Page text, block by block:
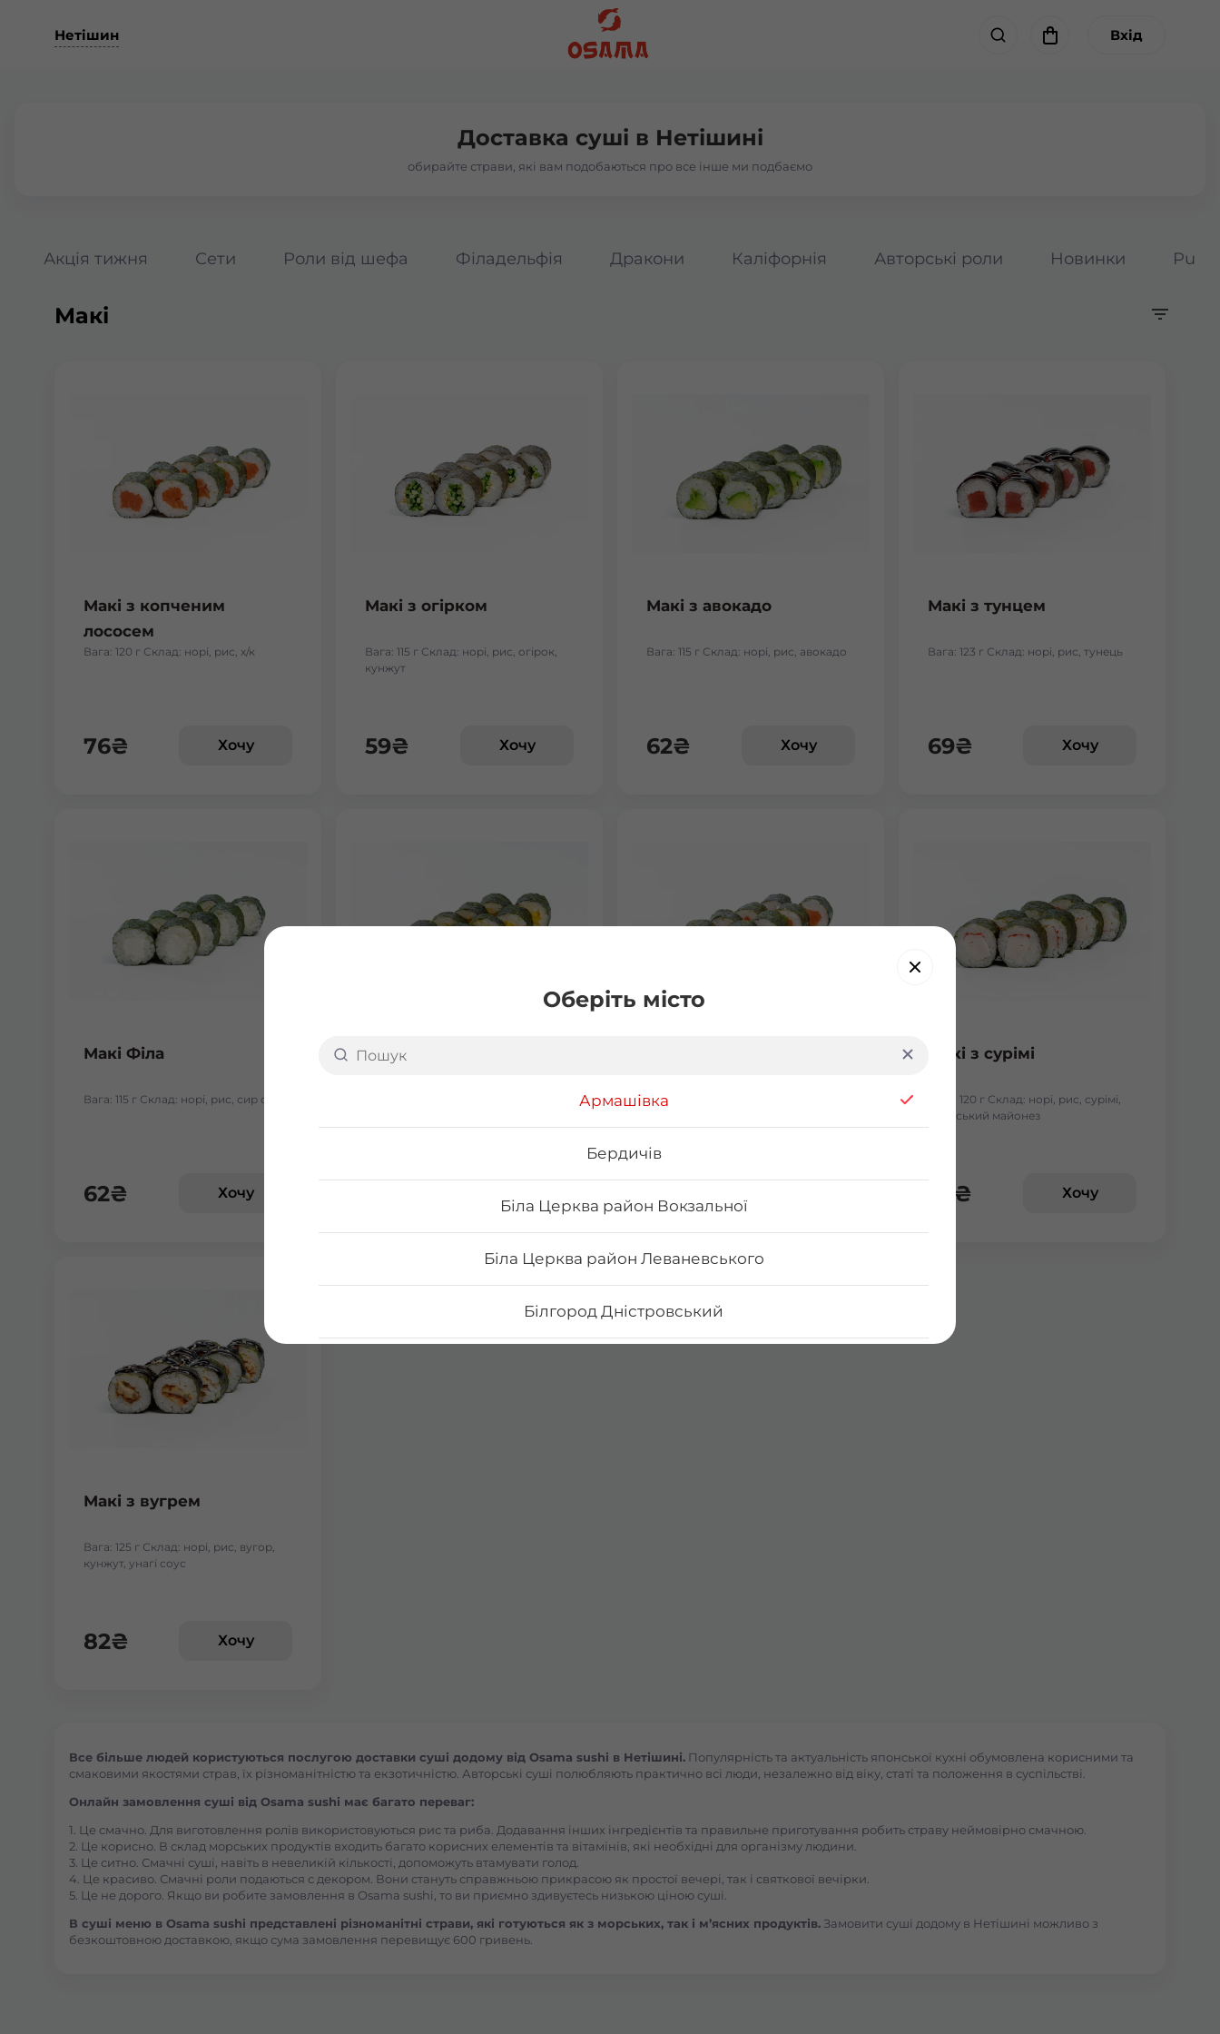
Оберіть місто
Армашівка
Бердичів
Біла Церква район Вокзальної
Біла Церква район Леваневського
Білгород Дністровський
Васильків Ринок 1Травня
Васильків Центр Соборна
Вишгород
Нетішин Вхід
Доставка суші в Нетішині
обирайте страви, які вам подобаються про все інше ми подбаємо
Акція тижня Сети Роли від шефа Філадельфія Дракони Каліфорнія Авторські роли Новинки
Макі
Макі з копченим
лососем
Вага: 120 г Склад: норі, рис, х/к
76₴ Хочу
Макі з огірком
Вага: 115 г Склад: норі, рис, огірок,
кунжут
59₴ Хочу
Макі з авокадо
Вага: 115 г Склад: норі, рис, авокадо
62₴ Хочу
Макі з тунцем
Вага: 123 г Склад: норі, рис, тунець
69₴ Хочу
Макі Філа
Вага: 115 г Склад: норі, рис, сир філа
62₴ Хочу
Макі з манго
Вага: 120 г Склад: норі, рис, лосось
Макі з сурімі
Вага: 120 г Склад: норі, рис, сурімі,
японський майонез
₴ Хочу
Макі з вугрем
Вага: 125 г Склад: норі, рис, вугор,
кунжут, унагі соус
82₴ Хочу
Все більше людей користуються послугою доставки суші додому від Osama sushi в Нетішині. Популярність та актуальність японської кухні обумовлена корисними та
смаковими якостями страв, їх різноманітністю та екзотичністю. Авторські суші полюбляють практично всі люди, незалежно від віку, статі та положення в суспільстві.
Онлайн замовлення суші від Osama sushi має багато переваг:
1. Це смачно. Для виготовлення ролів використовуються рис та риба. Додавання інших інгредієнтів та правильне приготування робить страву неймовірно смачною.
2. Це корисно. В склад морських продуктів входить багато корисних елементів та вітамінів, які необхідні для організму людини.
3. Це ситно. Смачні суші, навіть в невеликій кількості, допоможуть втамувати голод.
4. Це красиво. Смачні роли подаються с декором. Вони стануть справжньою прикрасою як простої вечері, так і святкової вечірки.
5. Це не дорого. Якщо ви робите замовлення в Osama sushi, то ви приємно здивуєтесь низькою ціною суші.
В суші меню в Osama sushi представлені різноманітні страви, які готуються як з морських, так і м’ясних продуктів. Замовити суші додому в Нетішині можливо з
безкоштовною доставкою, якщо сума замовлення перевищує 600 гривень.